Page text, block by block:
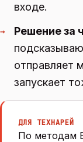
входе.
→ Решение за
отправляет
запускает
ДЛЯ ТЕХНАРЕЙ
По методам